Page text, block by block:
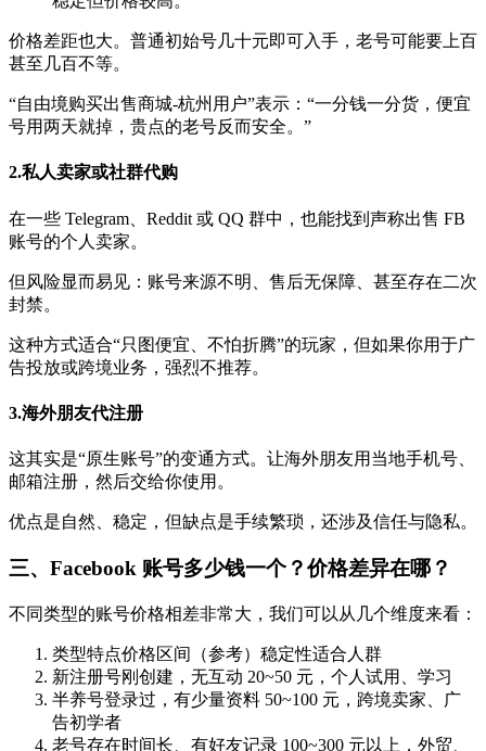
价格差距也大。普通初始号几十元即可入手，老号可能要上百
甚至几百不等。
“自由境购买出售商城-杭州用户”表示：“一分钱一分货，便宜
号用两天就掉，贵点的老号反而安全。”
2.私人卖家或社群代购
在一些 Telegram、Reddit 或 QQ 群中，也能找到声称出售 FB
账号的个人卖家。
但风险显而易见：账号来源不明、售后无保障、甚至存在二次
封禁。
这种方式适合“只图便宜、不怕折腾”的玩家，但如果你用于广
告投放或跨境业务，强烈不推荐。
3.海外朋友代注册
这其实是“原生账号”的变通方式。让海外朋友用当地手机号、
邮箱注册，然后交给你使用。
优点是自然、稳定，但缺点是手续繁琐，还涉及信任与隐私。
三、Facebook 账号多少钱一个？价格差异在哪？
不同类型的账号价格相差非常大，我们可以从几个维度来看：
类型特点价格区间（参考）稳定性适合人群
新注册号刚创建，无互动 20~50 元，个人试用、学习
半养号登录过，有少量资料 50~100 元，跨境卖家、广
告初学者
老号存在时间长、有好友记录 100~300 元以上，外贸、